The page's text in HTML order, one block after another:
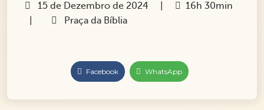
15 de Dezembro de 2024 |
16h 30min
Praça da Bíblia
Facebook WhatsApp